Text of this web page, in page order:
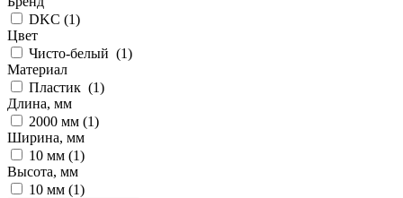
DKC (1)
Цвет
Чисто-белый (1)
Материал
Пластик (1)
Длина, мм
2000 мм (1)
Ширина, мм
10 мм (1)
Высота, мм
10 мм (1)